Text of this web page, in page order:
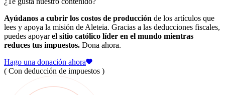
Ayúdanos a cubrir los costos de producción de los artículos que
lees y apoya la misión de Aleteia. Gracias a las deducciones fiscales,
puedes apoyarel sitio católico líder en el mundo mientras
reduces tus impuestos. Dona ahora.
Hago una donación ahora
( Con deducción de impuestos )